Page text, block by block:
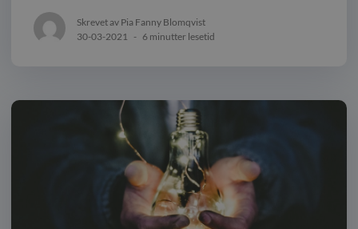
Skrevet av Pia Fanny Blomqvist
30-03-2021
- 6 minutter lesetid